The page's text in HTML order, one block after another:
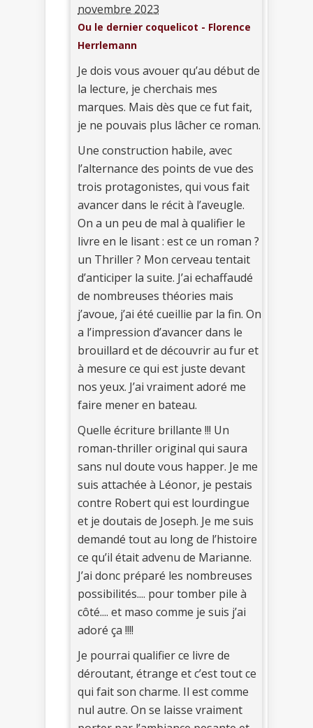
novembre 2023
Ou le dernier coquelicot - Florence
Herrlemann
Je dois vous avouer qu’au début de
la lecture, je cherchais mes
marques. Mais dès que ce fut fait,
je ne pouvais plus lâcher ce roman.
Une construction habile, avec
l’alternance des points de vue des
trois protagonistes, qui vous fait
avancer dans le récit à l’aveugle.
On a un peu de mal à qualifier le
livre en le lisant : est ce un roman ?
un Thriller ? Mon cerveau tentait
d’anticiper la suite. J’ai echaffaudé
de nombreuses théories mais
j’avoue, j’ai été cueillie par la fin. On
a l’impression d’avancer dans le
brouillard et de découvrir au fur et
à mesure ce qui est juste devant
nos yeux. J’ai vraiment adoré me
faire mener en bateau.
Quelle écriture brillante !!! Un
roman-thriller original qui saura
sans nul doute vous happer. Je me
suis attachée à Léonor, je pestais
contre Robert qui est lourdingue
et je doutais de Joseph. Je me suis
demandé tout au long de l’histoire
ce qu’il était advenu de Marianne.
J’ai donc préparé les nombreuses
possibilités.... pour tomber pile à
côté.... et maso comme je suis j’ai
adoré ça !!!!
Je pourrai qualifier ce livre de
déroutant, étrange et c’est tout ce
qui fait son charme. Il est comme
nul autre. On se laisse vraiment